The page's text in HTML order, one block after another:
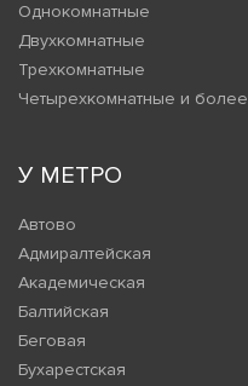
Однокомнатные
Двухкомнатные
Трехкомнатные
Четырехкомнатные и более
У МЕТРО
Автово
Адмиралтейская
Академическая
Балтийская
Беговая
Бухарестская